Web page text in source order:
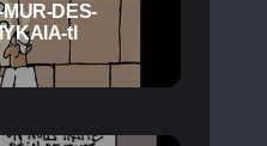
DES-
tl